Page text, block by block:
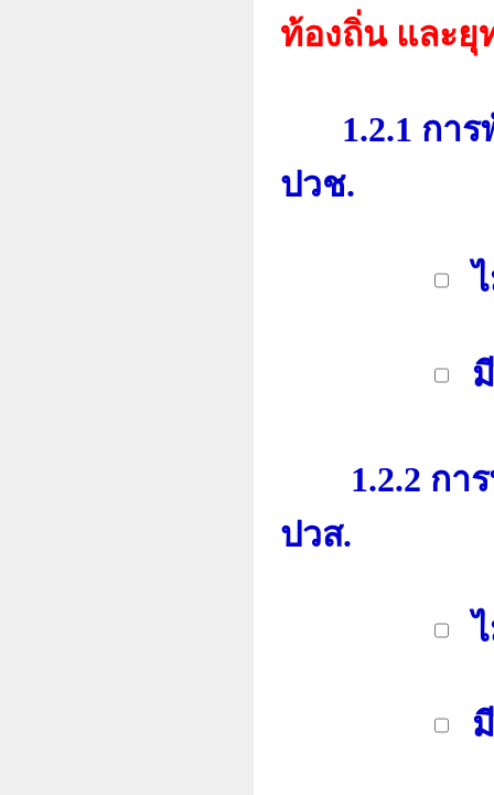
ท้องถิ่น และ
1.2.1 การพั
ปวช.
1.2.2 การพั
ปวส.